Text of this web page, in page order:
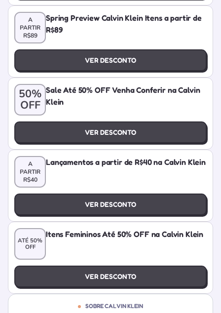
A
PARTIR
R$89
Spring Preview Calvin Klein Itens a partir de
R$89
VER DESCONTO
50%
OFF
Sale Até 50% OFF Venha Conferir na Calvin
Klein
VER DESCONTO
A
PARTIR
R$40
Lançamentos a partir de R$40 na Calvin Klein
VER DESCONTO
ATÉ 50%
OFF
Itens Femininos Até 50% OFF na Calvin Klein
VER DESCONTO
SOBRE CALVIN KLEIN